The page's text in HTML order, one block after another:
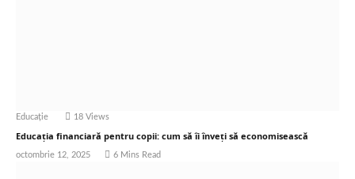
Educație 18 Views
Educația financiară pentru copii: cum să îi înveți să economisească
octombrie 12, 2025 6 Mins Read